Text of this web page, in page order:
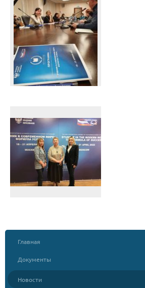
Главная
Документы
Новости